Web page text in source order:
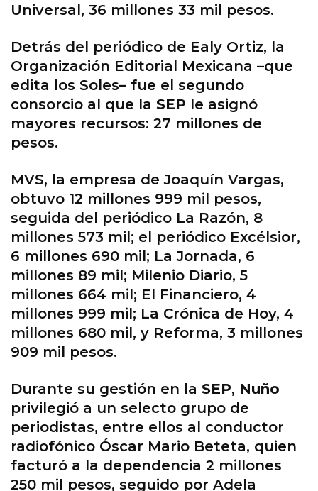
Universal, 36 millones 33 mil pesos.
Detrás del periódico de Ealy Ortiz, la
Organización Editorial Mexicana –que
edita los Soles– fue el segundo
consorcio al que la SEP le asignó
mayores recursos: 27 millones de
pesos.
MVS, la empresa de Joaquín Vargas,
obtuvo 12 millones 999 mil pesos,
seguida del periódico La Razón, 8
millones 573 mil; el periódico Excélsior,
6 millones 690 mil; La Jornada, 6
millones 89 mil; Milenio Diario, 5
millones 664 mil; El Financiero, 4
millones 999 mil; La Crónica de Hoy, 4
millones 680 mil, y Reforma, 3 millones
909 mil pesos.
Durante su gestión en la SEP, Nuño
privilegió a un selecto grupo de
periodistas, entre ellos al conductor
radiofónico Óscar Mario Beteta, quien
facturó a la dependencia 2 millones
250 mil pesos, seguido por Adela